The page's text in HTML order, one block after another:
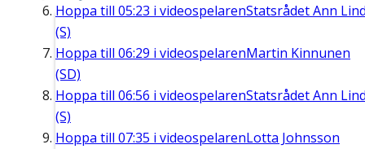
Hoppa till 05:23 i videospelarenStatsrådet Ann
(S)
Hoppa till 06:29 i videospelarenMartin Kinnunen
(SD)
Hoppa till 06:56 i videospelarenStatsrådet Ann
(S)
Hoppa till 07:35 i videospelarenLotta Johnsson